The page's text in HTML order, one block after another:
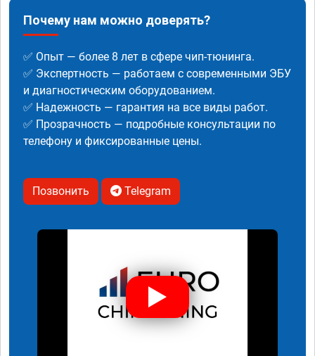
Почему нам можно доверять?
✅ Опыт — более 8 лет в сфере чип-тюнинга.
✅ Экспертность — работаем с современными ЭБУ
и диагностическим оборудованием.
✅ Надежность — гарантия на все виды работ.
✅ Прозрачность — подробные консультации по
телефону и фиксированные цены.
Позвонить Telegram